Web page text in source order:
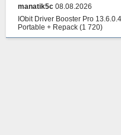
manatik5c 08.08.2026
IObit Driver Booster Pro
Portable + Repack (1 720)